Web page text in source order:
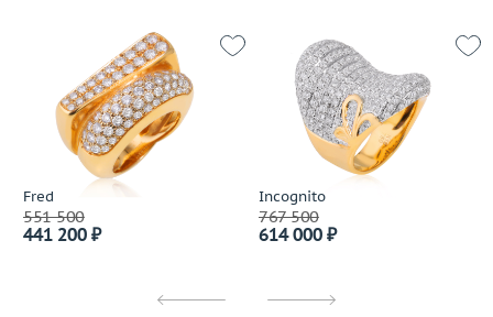
Fred
551 500
441 200 ₽
Incognito
767 500
614 000 ₽